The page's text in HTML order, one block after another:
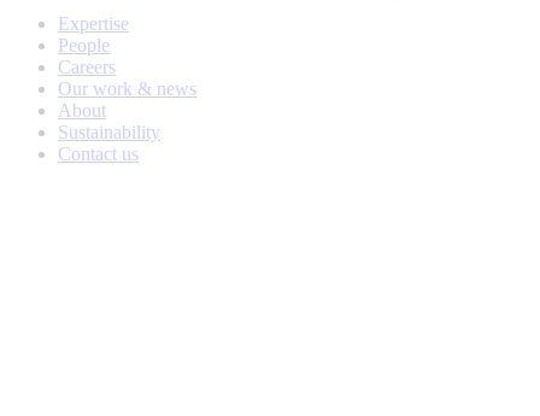
Expertise
People
Careers
Our work & news
About
Sustainability
Contact us